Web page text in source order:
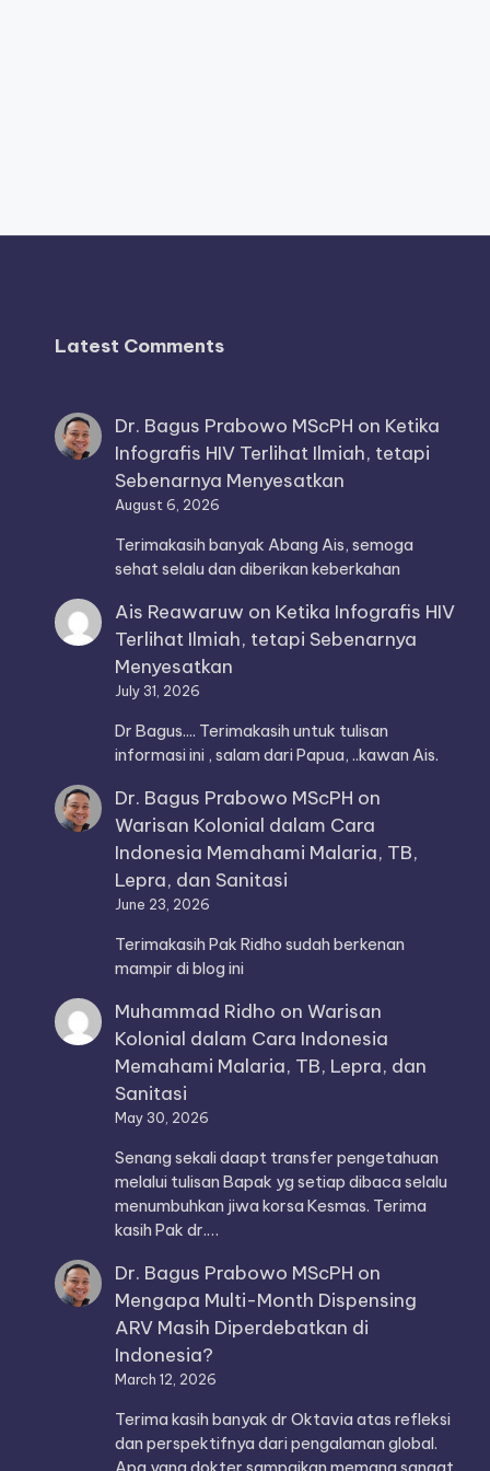
Latest Comments
Dr. Bagus Prabowo MScPH on Ketika
Infografis HIV Terlihat Ilmiah, tetapi
Sebenarnya Menyesatkan
August 6, 2026
Terimakasih banyak Abang Ais, semoga
sehat selalu dan diberikan keberkahan
Ais Reawaruw on Ketika Infografis HIV
Terlihat Ilmiah, tetapi Sebenarnya
Menyesatkan
July 31, 2026
Dr Bagus.... Terimakasih untuk tulisan
informasi ini , salam dari Papua, ..kawan Ais.
Dr. Bagus Prabowo MScPH on
Warisan Kolonial dalam Cara
Indonesia Memahami Malaria, TB,
Lepra, dan Sanitasi
June 23, 2026
Terimakasih Pak Ridho sudah berkenan
mampir di blog ini
Muhammad Ridho onWarisan
Kolonial dalam Cara Indonesia
Memahami Malaria, TB, Lepra, dan
Sanitasi
May 30, 2026
Senang sekali daapt transfer pengetahuan
melalui tulisan Bapak yg setiap dibaca selalu
menumbuhkan jiwa korsa Kesmas. Terima
kasih Pak dr.…
Dr. Bagus Prabowo MScPH on
Mengapa Multi-Month Dispensing
ARV Masih Diperdebatkan di
Indonesia?
March 12, 2026
Terima kasih banyak dr Oktavia atas refleksi
dan perspektifnya dari pengalaman global.